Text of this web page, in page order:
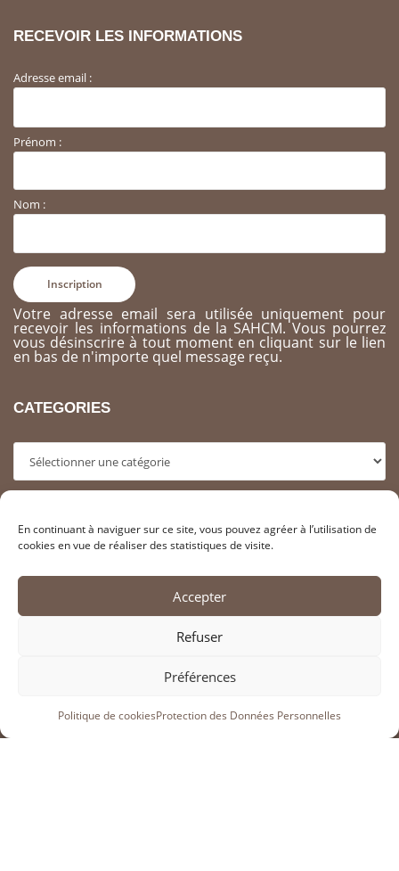
En continuant à naviguer sur ce site, vous pouvez agréer à l’utilisation de
cookies en vue de réaliser des statistiques de visite.
Accepter
Refuser
Préférences
Politique de cookiesProtection des Données Personnelles
RECEVOIR LES INFORMATIONS
Adresse email :
Prénom :
Nom :
Votre adresse email sera utilisée uniquement pour
recevoir les informations de la SAHCM. Vous pourrez
vous désinscrire à tout moment en cliquant sur le lien
en bas de n'importe quel message reçu.
CATEGORIES